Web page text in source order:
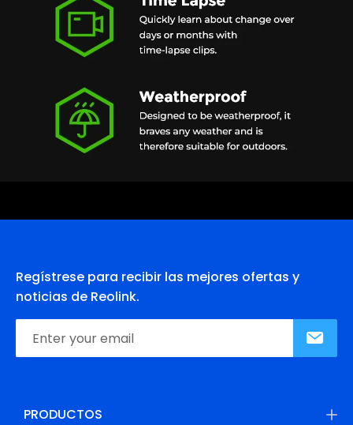
Regístrese para recibir las mejores ofertas y
noticias de Reolink.
PRODUCTOS